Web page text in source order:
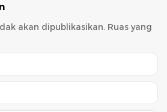
akan dipublikasikan. Ruas yang